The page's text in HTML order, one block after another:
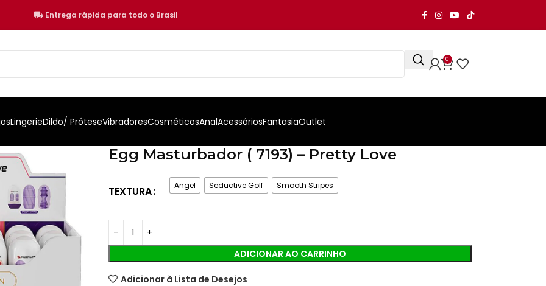
Entrega rápida para todo o Brasil
0
LingerieDildo/ PróteseVibradoresCosméticosAnalAcessóriosFantasiaOutlet
Egg Masturbador ( 7193) – Pretty Love
TEXTURA Angel Seductive Golf Smooth Stripes
ADICIONAR AO CARRINHO
Adicionar à Lista de Desejos